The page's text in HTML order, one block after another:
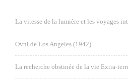
La vitesse de la lumière et les voyages
Ovni de Los Angeles (1942)
La recherche obstinée de la vie Extra-